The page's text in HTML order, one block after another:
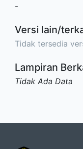
-
Versi lain/
Tidak tersedia
Lampiran
Tidak Ada Data